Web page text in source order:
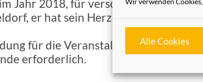
Alle Cookies
Jahr 2018, für verschiedene
er hat sein Herz für die
für die Veranstaltung ist in der
erforderlich.